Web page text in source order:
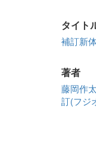
タイト
補訂新
著者
藤岡作
訂(フジ